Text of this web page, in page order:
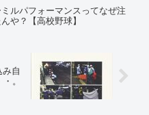
ルパフォーマンスってなぜ注
や？【高校野球】
自
。